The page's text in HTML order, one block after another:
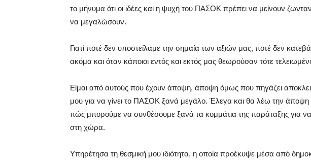
το μήνυμα ότι οι ιδέες και η ψυχή του ΠΑΣΟΚ πρέπει να μείνουν
να μεγαλώσουν.
Γιατί ποτέ δεν υποστείλαμε την σημαία των αξιών μας, ποτέ δεν
ακόμα και όταν κάποιοι εντός και εκτός μας θεωρούσαν τότε
Είμαι από αυτούς που έχουν άποψη, άποψη όμως που πηγάζει
μου για να γίνει το ΠΑΣΟΚ ξανά μεγάλο. Έλεγα και θα λέω την
πώς μπορούμε να συνθέσουμε ξανά τα κομμάτια της παράταξης για
στη χώρα.
Υπηρέτησα τη θεσμική μου ιδιότητα, η οποία προέκυψε μέσα από